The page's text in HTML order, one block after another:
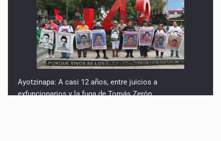
Ayotzinapa: A casi 12 años, entre juicios a
exfuncionarios y la fuga de Tomás Zerón